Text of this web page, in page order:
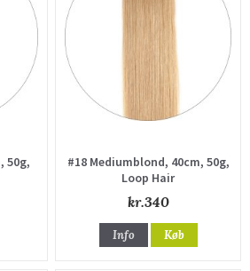
50g,
#18 Mediumblond, 40cm, 50g,
Loop Hair
kr.340
Info Køb